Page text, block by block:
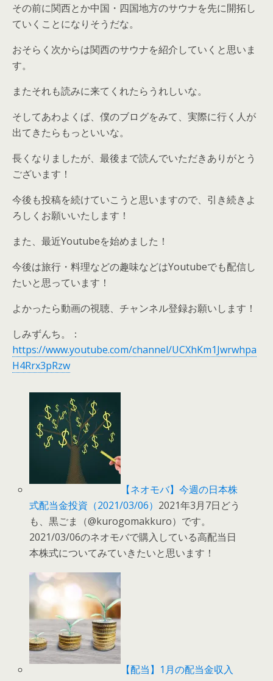
その前に関西とか中国・四国地方のサウナを先に開拓し
ていくことになりそうだな。
おそらく次からは関西のサウナを紹介していくと思いま
す。
またそれも読みに来てくれたらうれしいな。
そしてあわよくば、僕のブログをみて、実際に行く人が
出てきたらもっといいな。
長くなりましたが、最後まで読んでいただきありがとう
ございます！
今後も投稿を続けていこうと思いますので、引き続きよ
ろしくお願いいたします！
また、最近Youtubeを始めました！
今後は旅行・料理などの趣味などはYoutubeでも配信し
たいと思っています！
よかったら動画の視聴、チャンネル登録お願いします！
しみずんち。：
https://www.youtube.com/channel/UCXhKm1Jwrwhpa
H4Rrx3pRzw
【ネオモバ】今週の日本株
式配当金投資（2021/03/06） 2021年3月7日どう
も、黒ごま（@kurogomakkuro）です。
2021/03/06のネオモバで購入している高配当日
本株式についてみていきたいと思います！
【配当】1月の配当金収入